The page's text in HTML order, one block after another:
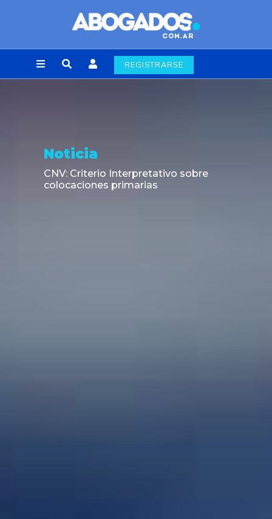
REGISTRARSE
Noticia
CNV: Criterio Interpretativo sobre
colocaciones primarias